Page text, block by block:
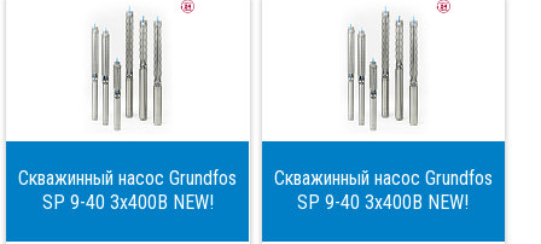
Скважинный насос Grundfos
SP 9-40 3x400В NEW!
Скважинный насос Grundfos
SP 9-40 3x400В NEW!